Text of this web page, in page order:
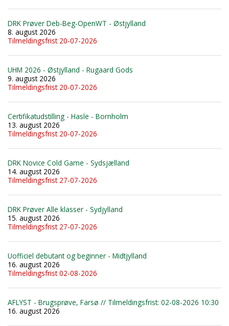
DRK Prøver Deb-Beg-OpenWT - Østjylland
8. august 2026
Tilmeldingsfrist 20-07-2026
UHM 2026 - Østjylland - Rugaard Gods
9. august 2026
Tilmeldingsfrist 20-07-2026
Certifikatudstilling - Hasle - Bornholm
13. august 2026
Tilmeldingsfrist 20-07-2026
DRK Novice Cold Game - Sydsjælland
14. august 2026
Tilmeldingsfrist 27-07-2026
DRK Prøver Alle klasser - Sydjylland
15. august 2026
Tilmeldingsfrist 27-07-2026
Uofficiel debutant og beginner - Midtjylland
16. august 2026
Tilmeldingsfrist 02-08-2026
AFLYST - Brugsprøve, Farsø // Tilmeldingsfrist: 02-08-2026 10:30
16. august 2026